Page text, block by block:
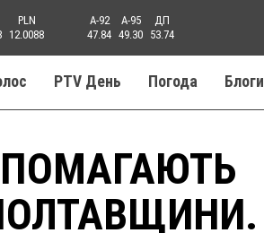
PLN
12.0088
A-92
47.84
A-95
49.30
ДП
53.74
PTV День Погода Блоги